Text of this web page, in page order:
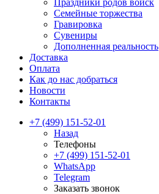
Праздники родов войск
Семейные торжества
Гравировка
Сувениры
Дополненная реальность
Доставка
Оплата
Как до нас добраться
Новости
Контакты
+7 (499) 151-52-01
Назад
Телефоны
+7 (499) 151-52-01
WhatsApp
Telegram
Заказать звонок